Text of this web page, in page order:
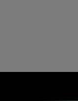
Hírek